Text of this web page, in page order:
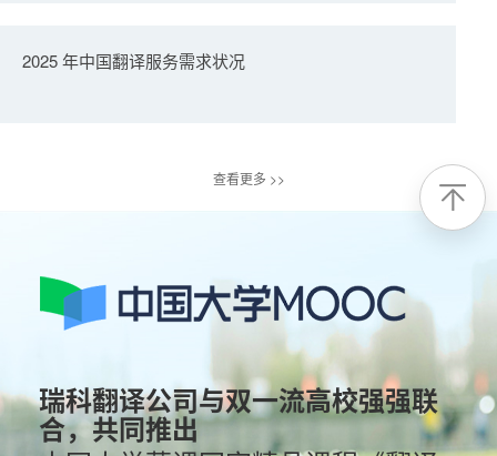
2025 年中国翻译服务需求状况
查看更多 >>
瑞科翻译公司与双一流高校强强联
合，共同推出